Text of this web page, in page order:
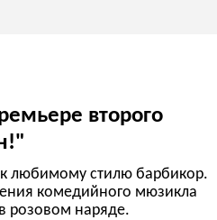
второго
к любимому стилю барбикор.
комедийного мюзикла
розовом наряде.